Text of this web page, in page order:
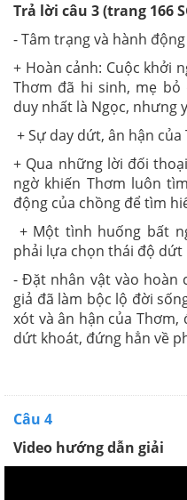
Trả lời câu 3 (trang 166
- Tâm trạng và hành
+ Hoàn cảnh: Cuộc khởi
Thơm đã hi sinh, mẹ
duy nhất là Ngọc, nhưng
+ Sự day dứt, ân hận của
+ Qua những lời đối
ngờ khiến Thơm luôn
động của chồng để tìm
+ Một tình huống bất
phải lựa chọn thái độ dứt
- Đặt nhân vật vào hoàn
giả đã làm bộc lộ đời
xót và ân hận của
dứt khoát, đứng hẳn về
Câu 4
Video hướng dẫn giải